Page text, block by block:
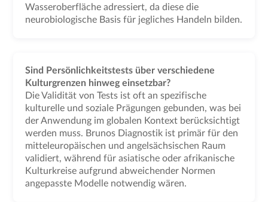
Wasseroberfläche adressiert, da diese die
neurobiologische Basis für jegliches Handeln bilden.
Sind Persönlichkeitstests über verschiedene
Kulturgrenzen hinweg einsetzbar?
Die Validität von Tests ist oft an spezifische
kulturelle und soziale Prägungen gebunden, was bei
der Anwendung im globalen Kontext berücksichtigt
werden muss. Brunos Diagnostik ist primär für den
mitteleuropäischen und angelsächsischen Raum
validiert, während für asiatische oder afrikanische
Kulturkreise aufgrund abweichender Normen
angepasste Modelle notwendig wären.